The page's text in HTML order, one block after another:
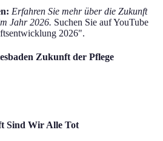
Erfahren Sie mehr über die Zukunft
Jahr 2026. Suchen Sie auf YouTube
2026".
Zukunft der Pflege
Sind Wir Alle Tot